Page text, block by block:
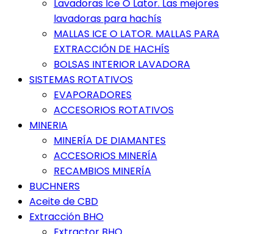
Lavadoras Ice O Lator. Las mejores
lavadoras para hachís
MALLAS ICE O LATOR. MALLAS PARA
EXTRACCIÓN DE HACHÍS
BOLSAS INTERIOR LAVADORA
SISTEMAS ROTATIVOS
EVAPORADORES
ACCESORIOS ROTATIVOS
MINERIA
MINERÍA DE DIAMANTES
ACCESORIOS MINERÍA
RECAMBIOS MINERÍA
BUCHNERS
Aceite de CBD
Extracción BHO